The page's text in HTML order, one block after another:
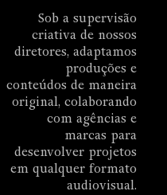
Sob a supervisão
criativa de nossos
diretores, adaptamos
produções e
conteúdos de maneira
original, colaborando
com agências e
marcas para
desenvolver projetos
em qualquer formato
audiovisual.